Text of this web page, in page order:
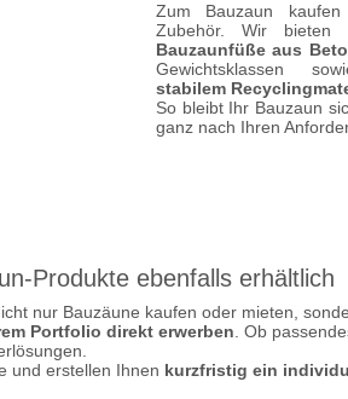
Zum Bauzaun
Zubehör. Wir bieten
Bauzaunfüße aus
Gewichtsklassen
stabilem
So bleibt Ihr Bauzaun
ganz nach Ihren
Produkte ebenfalls erhältlich
nur Bauzäune kaufen oder mieten,
Portfolio direkt erwerben . Ob
und erstellen Ihnen kurzfristig ein